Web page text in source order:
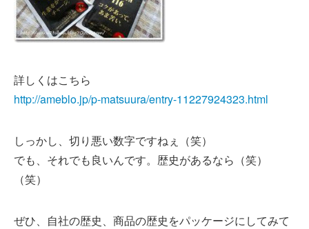
詳しくはこちら
http://ameblo.jp/p-matsuura/entry-11227924323.html
しっかし、切り悪い数字ですねぇ（笑）
でも、それでも良いんです。歴史があるなら（笑）
（笑）
ぜひ、自社の歴史、商品の歴史をパッケージにしてみて